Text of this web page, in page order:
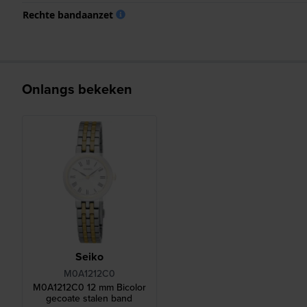
Rechte bandaanzet
Onlangs bekeken
Seiko
M0A1212C0
M0A1212C0 12 mm Bicolor
gecoate stalen band